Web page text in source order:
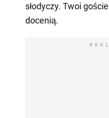
słodyczy. Twoi
docenią.